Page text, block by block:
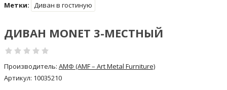
Метки: Диван в гостиную
ДИВАН MONET 3-МЕСТНЫЙ
Производитель: АМФ (AMF – Art Metal Furniture)
Артикул: 10035210